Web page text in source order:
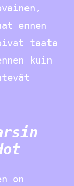
ennen
taata
kuin
on